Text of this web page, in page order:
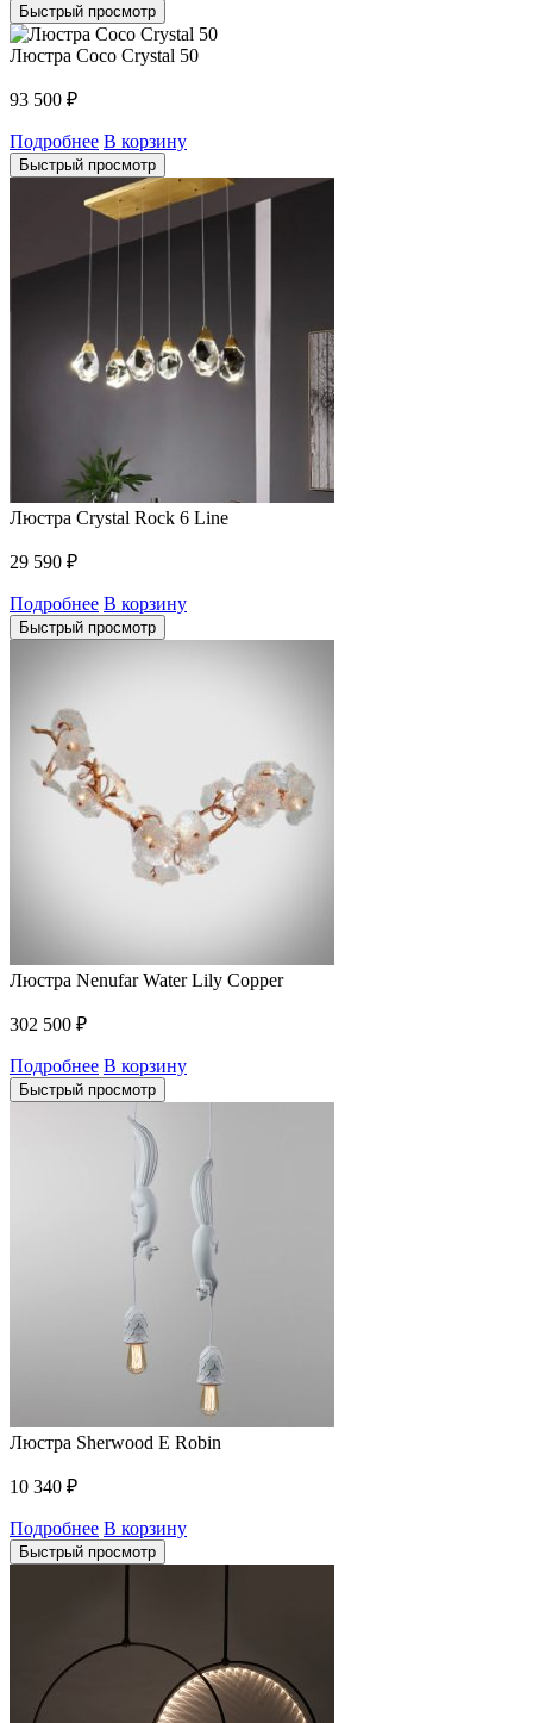
Быстрый просмотр
Люстра Coco Crystal 50
93 500 ₽
Подробнее В корзину
Быстрый просмотр
Люстра Crystal Rock 6 Line
29 590 ₽
Подробнее В корзину
Быстрый просмотр
Люстра Nenufar Water Lily Copper
302 500 ₽
Подробнее В корзину
Быстрый просмотр
Люстра Sherwood E Robin
10 340 ₽
Подробнее В корзину
Быстрый просмотр